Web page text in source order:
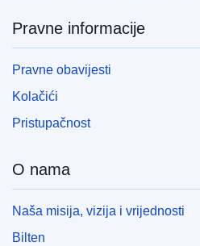
Pravne informacije
Pravne obavijesti
Kolačići
Pristupačnost
O nama
Naša misija, vizija i vrijednosti
Bilten